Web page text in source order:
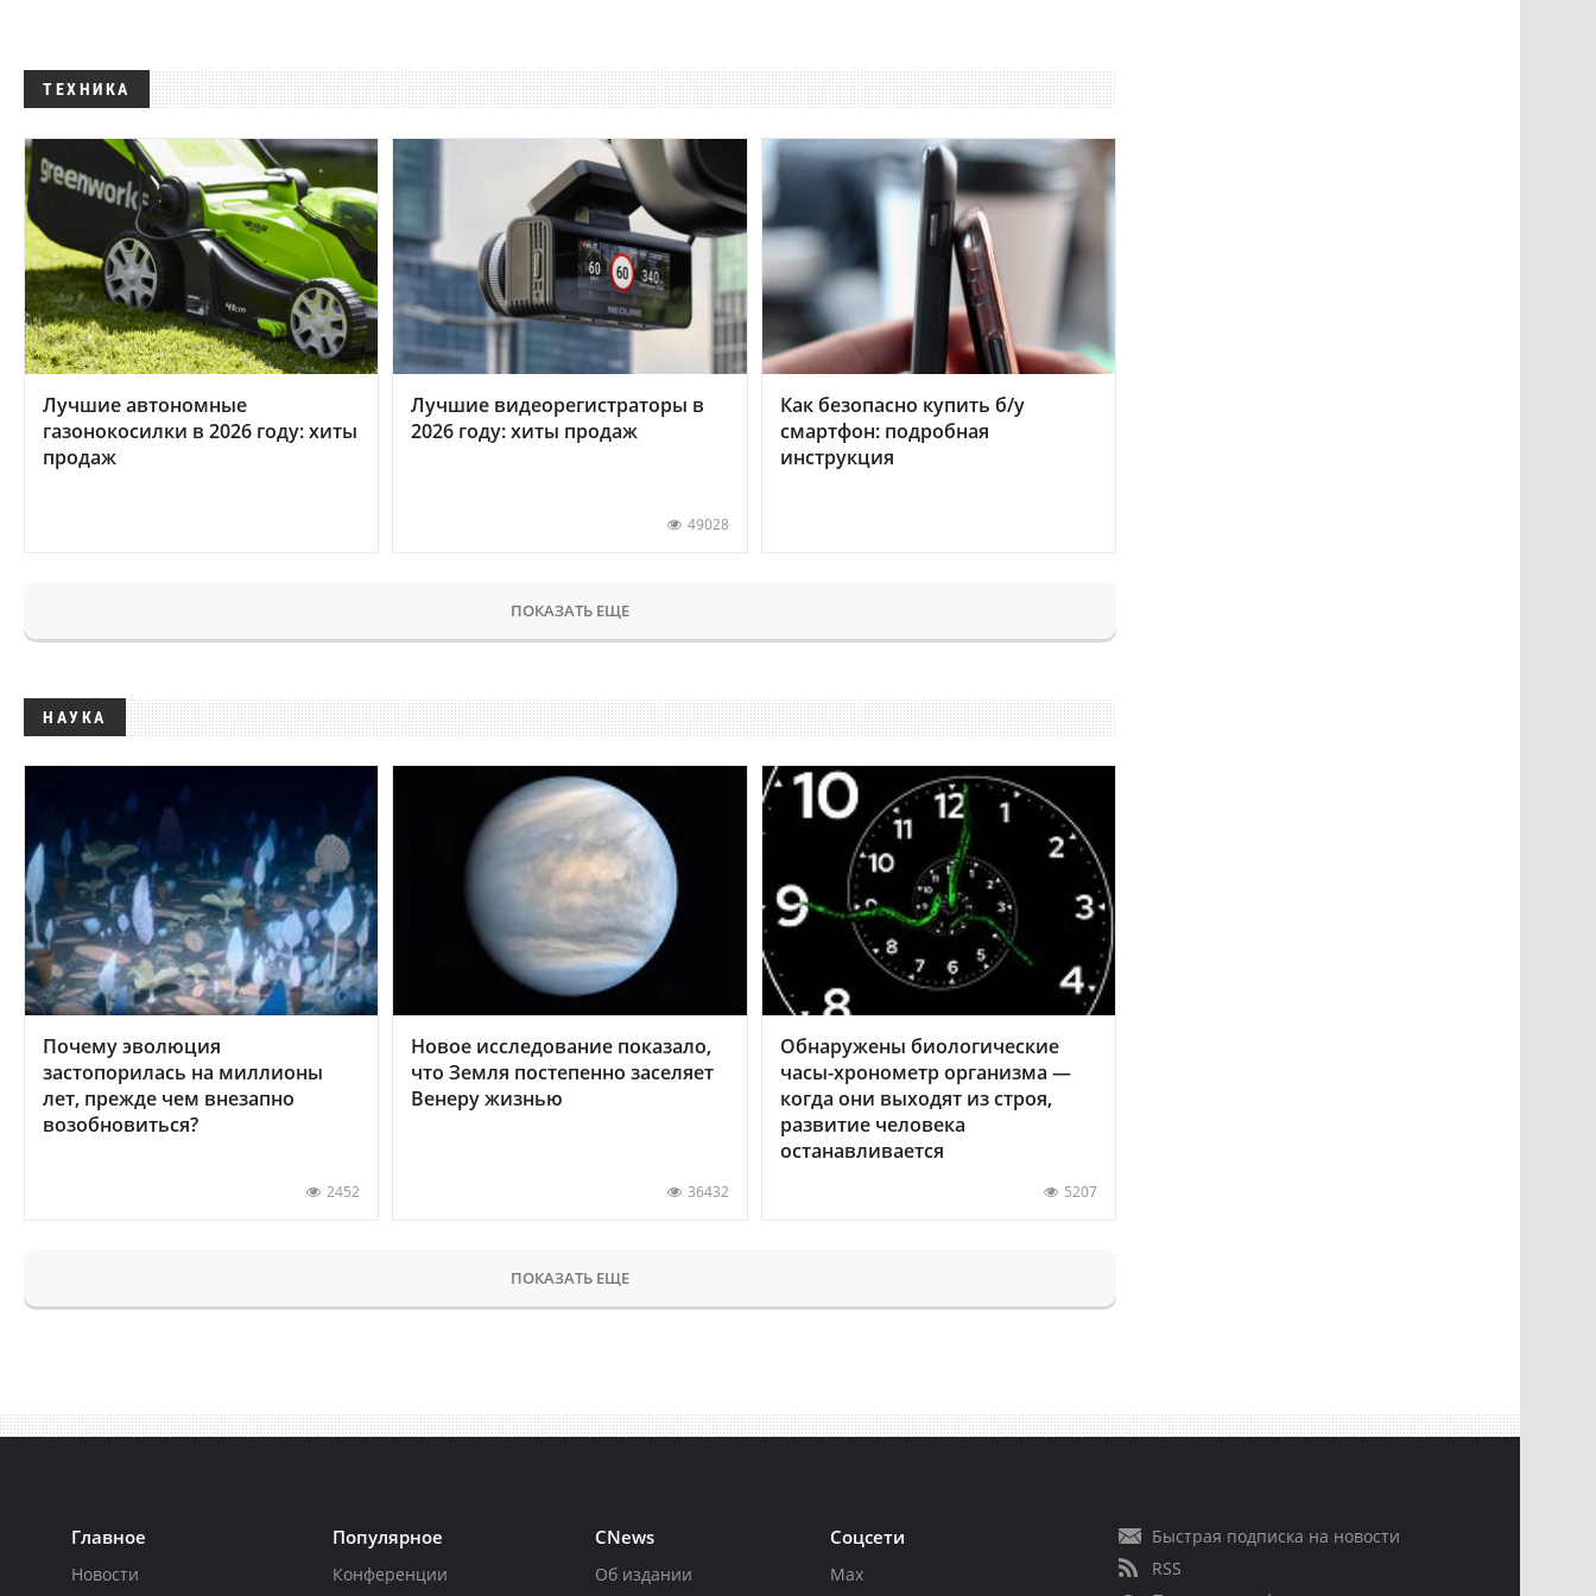
ТЕХНИКА
Лучшие автономные
газонокосилки в 2026 году: хиты
продаж
Лучшие видеорегистраторы в
2026 году: хиты продаж
49028
Как безопасно купить б/у
смартфон: подробная
инструкция
ПОКАЗАТЬ ЕЩЕ
НАУКА
Почему эволюция
застопорилась на миллионы
лет, прежде чем внезапно
возобновиться?
2452
Новое исследование показало,
что Земля постепенно заселяет
Венеру жизнью
36432
Обнаружены биологические
часы-хронометр организма —
когда они выходят из строя,
развитие человека
останавливается
5207
ПОКАЗАТЬ ЕЩЕ
Главное
Новости
Популярное
Конференции
CNews
Об издании
Соцсети
Max
Быстрая подписка на новости
RSS